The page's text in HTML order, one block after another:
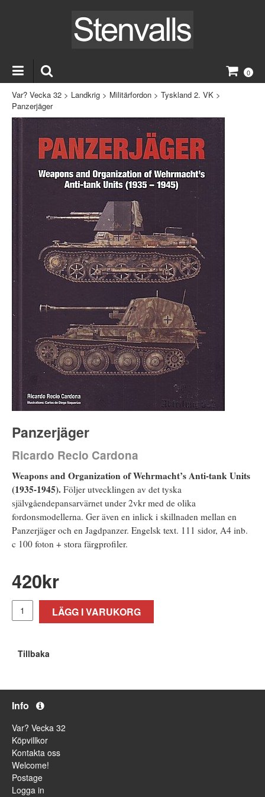
0
Var? Vecka 32 > Landkrig > Militärfordon > Tyskland 2. VK >
Panzerjäger
Panzerjäger
Ricardo Recio Cardona
Weapons and Organization of Wehrmacht’s Anti-tank Units
(1935-1945). Följer utvecklingen av det tyska
självgåendepansarvärnet under 2vkr med de olika
fordonsmodellerna. Ger även en inlick i skillnaden mellan en
Panzerjäger och en Jagdpanzer. Engelsk text. 111 sidor, A4 inb.
c 100 foton + stora färgprofiler.
420kr
LÄGG I VARUKORG
Tillbaka
Info
Var? Vecka 32
Köpvillkor
Kontakta oss
Welcome!
Postage
Logga in